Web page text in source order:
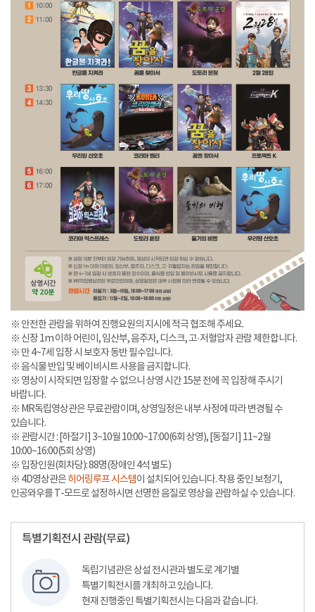
※ 안전한 관람을 위하여 진행요원의 지시에 적극 협조해 주세요.
※ 신장 1m 이하 어린이, 임산부, 음주자, 디스크, 고·저혈압자 관람 제한합니다.
※ 만 4~7세 입장 시 보호자 동반 필수입니다.
※ 음식물 반입 및 베이비시트 사용을 금지합니다.
※ 영상이 시작되면 입장할 수 없으니 상영 시간 15분 전에 꼭 입장해 주시기
바랍니다.
※ MR독립영상관은 무료관람이며, 상영일정은 내부 사정에 따라 변경될 수
있습니다.
※ 관람시간 : [하절기] 3~10월 10:00~17:00(6회 상영), [동절기] 11~2월
10:00~16:00(5회 상영)
※ 입장인원(회차당): 88명(장애인 4석 별도)
※ 4D영상관은히어링루프 시스템이 설치되어 있습니다. 착용 중인 보청기,
인공와우를 T-모드로 설정하시면 선명한 음질로 영상을 관람하실 수 있습니다.
특별기획전시 관람(무료)
독립기념관은 상설 전시관과 별도로 계기별
특별기획전시를 개최하고 있습니다.
현재 진행중인 특별기획전시는 다음과 같습니다.